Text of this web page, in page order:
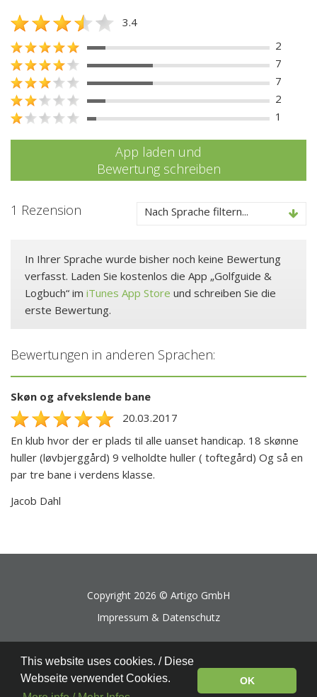
3.4
2
7
7
2
1
App laden und
Bewertung schreiben
1 Rezension Nach Sprache filtern...
In Ihrer Sprache wurde bisher noch keine Bewertung
verfasst. Laden Sie kostenlos die App „Golfguide &
Logbuch“ im iTunes App Store und schreiben Sie die
erste Bewertung.
Bewertungen in anderen Sprachen:
Skøn og afvekslende bane
20.03.2017
En klub hvor der er plads til alle uanset handicap. 18 skønne
huller (løvbjerggård) 9 velholdte huller ( toftegård) Og så en
par tre bane i verdens klasse.
Jacob Dahl
Copyright 2026 © Artigo GmbH
Impressum & Datenschutz
This website uses cookies. / Diese
Webseite verwendet Cookies.
OK